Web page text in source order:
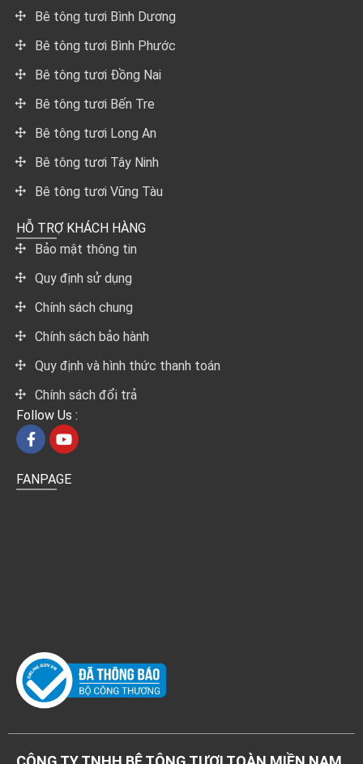
Bê tông tươi Bình Dương
Bê tông tươi Bình Phước
Bê tông tươi Đồng Nai
Bê tông tươi Bến Tre
Bê tông tươi Long An
Bê tông tươi Tây Ninh
Bê tông tươi Vũng Tàu
HỖ TRỢ KHÁCH HÀNG
Bảo mật thông tin
Quy định sử dụng
Chính sách chung
Chính sách bảo hành
Quy định và hình thức thanh toán
Chính sách đổi trả
Follow Us :
FANPAGE